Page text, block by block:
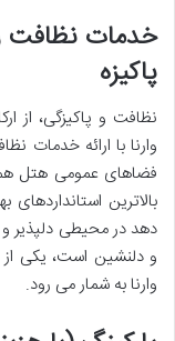
خدمات نظافت
پاکیزه
نظافت و پاکیزگی، از
وارنا با ارائه خدمات
فضاهای عمومی هتل
بالاترین
دهد در محیطی دلپذیر
و دلنشین است، یکی
وارنا به شمار می رود.